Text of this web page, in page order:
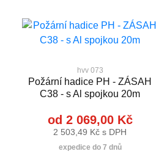
hvv 073
Požární hadice PH - ZÁSAH
C38 - s Al spojkou 20m
od 2 069,00 Kč
2 503,49 Kč s DPH
expedice do 7 dnů